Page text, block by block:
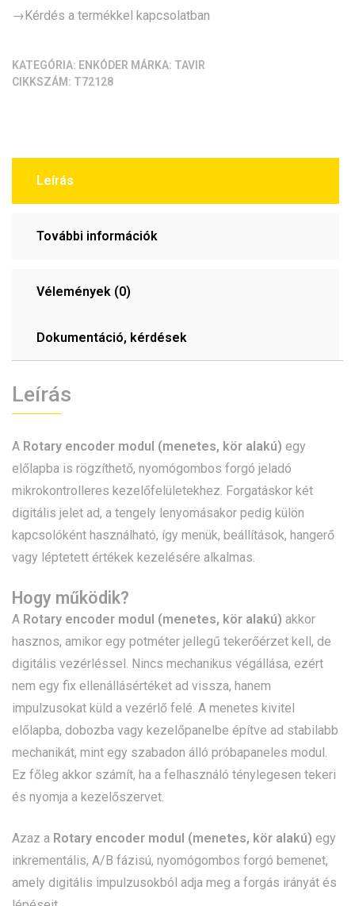
kör
→Kérdés a termékkel kapcsolatban
KATEGÓRIA: ENKÓDER MÁRKA: TAVIR
CIKKSZÁM: T72128
Leírás
További információk
Vélemények (0)
Dokumentáció, kérdések
Leírás
A Rotary encoder modul (menetes, kör alakú) egy
előlapba is rögzíthető, nyomógombos forgó jeladó
mikrokontrolleres kezelőfelületekhez. Forgatáskor két
digitális jelet ad, a tengely lenyomásakor pedig külön
kapcsolóként használható, így menük, beállítások, hangerő
vagy léptetett értékek kezelésére alkalmas.
Hogy működik?
A Rotary encoder modul (menetes, kör alakú) akkor
hasznos, amikor egy potméter jellegű tekerőérzet kell, de
digitális vezérléssel. Nincs mechanikus végállása, ezért
nem egy fix ellenállásértéket ad vissza, hanem
impulzusokat küld a vezérlő felé. A menetes kivitel
előlapba, dobozba vagy kezelőpanelbe építve ad stabilabb
mechanikát, mint egy szabadon álló próbapaneles modul.
Ez főleg akkor számít, ha a felhasználó ténylegesen tekeri
és nyomja a kezelőszervet.
Azaz a Rotary encoder modul (menetes, kör alakú) egy
inkrementális, A/B fázisú, nyomógombos forgó bemenet,
amely digitális impulzusokból adja meg a forgás irányát és